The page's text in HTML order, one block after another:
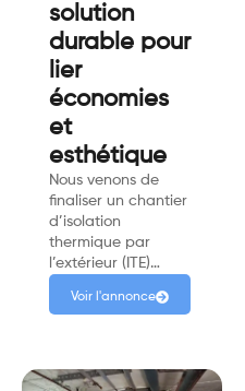
solution
durable pour
lier
économies
et
esthétique
Nous venons de
finaliser un chantier
d’isolation
thermique par
l’extérieur (ITE)…
Voir l'annonce